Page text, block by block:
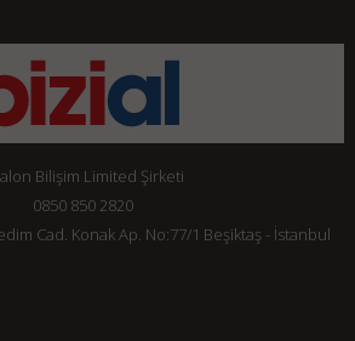
Bilişim Limited Şirketi
0850 850 2820
Cad. Konak Ap. No:77/1 Beşiktaş - İstanbul